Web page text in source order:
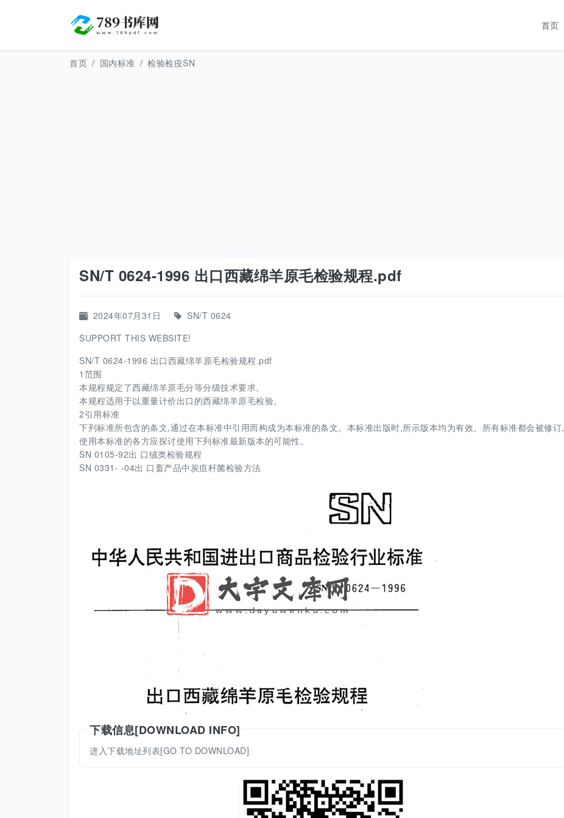
首页
首页 国内标准 检验检疫SN
SN/T 0624-1996 出口西藏绵羊原毛检验规程.pdf
2024年07月31日
SN/T 0624
SUPPORT THIS WEBSITE!
SN/T 0624-1996 出口西藏绵羊原毛检验规程.pdf
1范围
本规程规定了西藏绵羊原毛分等分级技术要求。
本规程适用于以重量计价出口的西藏绵羊原毛检验。
2引用标准
下列标准所包含的条文,通过在本标准中引用而构成为本标准的条文。本标准出版时,所示版本均为有效。所有标准都会被修订,
使用本标准的各方应探讨使用下列标准最新版本的可能性。
SN 0105-92出 口绒类检验规程
SN 0331- -04出 口畜产品中炭疽杆菌检验方法
下载信息[DOWNLOAD INFO]
进入下载地址列表[GO TO DOWNLOAD]